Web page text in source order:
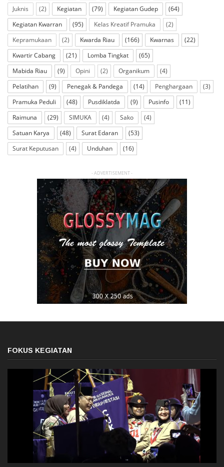
Juknis
(2) Kegiatan (79) Kegiatan Gudep
(64)
Kegiatan Kwarran
(95) Kelas Kreatif Pramuka
(2)
Kepramukaan
(2) Kwarda Riau (166) Kwarnas
(22)
Kwartir Cabang
(21) Lomba Tingkat
(65)
Mabida Riau
(9) Opini (2) Organikum
(4)
Pelatihan
(9) Penegak & Pandega (14) Penghargaan
(3)
Pramuka Peduli
(48) Pusdiklatda (9) Pusinfo
(11)
Raimuna
(29) SIMUKA (4) Sako
(4)
Satuan Karya
(48) Surat Edaran
(53)
Surat Keputusan
(4) Unduhan (16)
- ADVERTISEMENT -
FOKUS KEGIATAN